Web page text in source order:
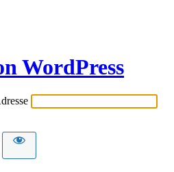
WordPress